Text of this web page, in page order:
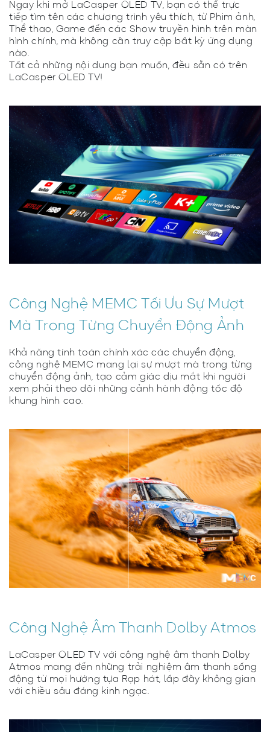
Ngay khi mở LaCasper OLED TV, bạn có thể trực
tiếp tìm tên các chương trình yêu thích, từ Phim ảnh,
Thể thao, Game đến các Show truyền hình trên màn
hình chính, mà không cần truy cập bất kỳ ứng dụng
nào.
Tất cả những nội dung bạn muốn, đều sẵn có trên
LaCasper OLED TV!
Công Nghệ MEMC Tối Ưu Sự Mượt
Mà Trong Từng Chuyển Động Ảnh
Khả năng tính toán chính xác các chuyển động,
công nghệ MEMC mang lại sự mượt mà trong từng
chuyển động ảnh, tạo cảm giác dịu mắt khi người
xem phải theo dõi những cảnh hành động tốc độ
khung hình cao.
Công Nghệ Âm Thanh Dolby Atmos
LaCasper OLED TV với công nghệ âm thanh Dolby
Atmos mang đến những trải nghiệm âm thanh sống
động từ mọi hướng tựa Rạp hát, lấp đầy không gian
với chiều sâu đáng kinh ngạc.